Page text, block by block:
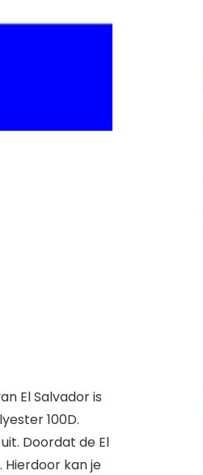
El Salvador is
100D.
Doordat de El
kan je